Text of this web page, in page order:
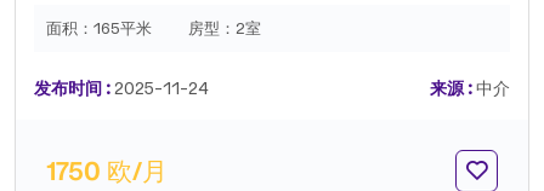
面积： 165平米 房型： 2室
发布时间 :2025-11-24 来源 :中介
1750 欧/月